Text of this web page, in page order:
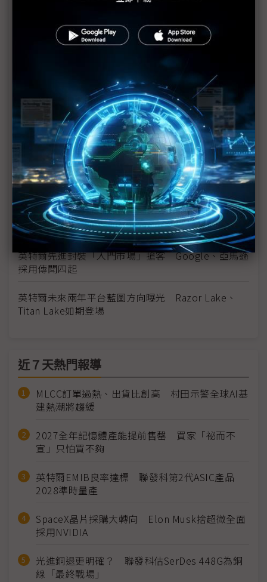
Elon Musk現身英特爾18A晶圓廠 xAI合作與AI代工
台積CoWoS壓力升溫 英特爾迎NVIDIA合作背書、
週末新聞速寫：傳蘋果與英特爾達晶片代工協議｜任
天堂預告Switch 2漲價｜美歐貿易協議進入倒數
SpaceX揭Terafab晶圓廠計畫 攜英特爾打造千億美
元垂直整合鏈
告別台積電獨供時代？ 蘋果傳洽英特爾、三星尋求
晶片第二來源
英特爾挖角高通元老 整合PC與實體AI版圖迎戰邊緣
運算時代
英特爾先進封裝「入門市場」搶客 Google、亞馬遜
採用傳聞四起
英特爾未來兩年平台藍圖方向曝光 Razor Lake、
Titan Lake如期登場
近７天熱門報導
MLCC訂單過熱、出貨比創高 村田示警全球AI基
建熱潮將趨緩
2027全年記憶體產能提前售罄 買家「祕而不
宣」只怕買不夠
英特爾EMIB良率達標 聯發科第2代ASIC產品
2028準時量產
SpaceX晶片採購大轉向 Elon Musk捨超微全面
採用NVIDIA
光進銅退更明確？ 聯發科估SerDes 448G為銅
線「最終戰場」